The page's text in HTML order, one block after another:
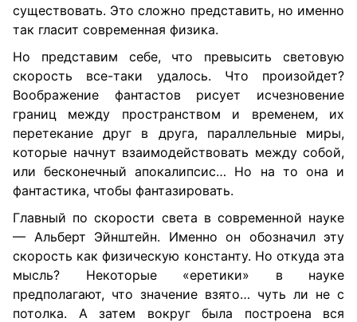
существовать. Это сложно представить, но именно
так гласит современная физика.
Но представим себе, что превысить световую
скорость все-таки удалось. Что произойдет?
Воображение фантастов рисует исчезновение
границ между пространством и временем, их
перетекание друг в друга, параллельные миры,
которые начнут взаимодействовать между собой,
или бесконечный апокалипсис… Но на то она и
фантастика, чтобы фантазировать.
Главный по скорости света в современной науке
— Альберт Эйнштейн. Именно он обозначил эту
скорость как физическую константу. Но откуда эта
мысль? Некоторые «еретики» в науке
предполагают, что значение взято… чуть ли не с
потолка. А затем вокруг была построена вся